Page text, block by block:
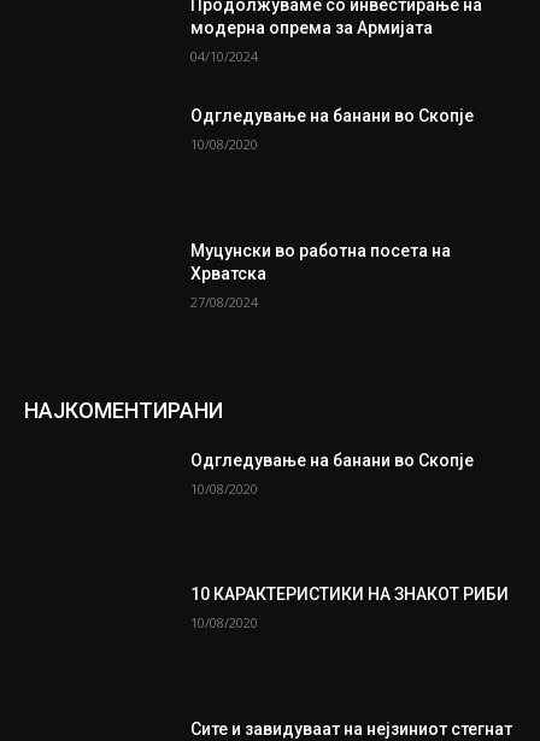
Продолжуваме со инвестирање на
модерна опрема за Армијата
04/10/2024
Одгледување на банани во Скопје
10/08/2020
Муцунски во работна посета на
Хрватска
27/08/2024
НАЈКОМЕНТИРАНИ
Одгледување на банани во Скопје
10/08/2020
10 КАРАКТЕРИСТИКИ НА ЗНАКОТ РИБИ
10/08/2020
Сите и завидуваат на нејзиниот стегнат